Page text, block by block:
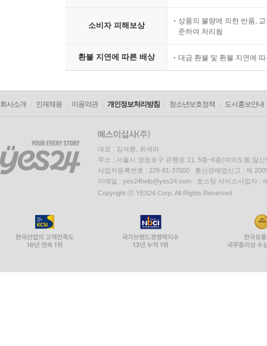
소비자 피해보상
상품의 불량에 의한 반품,
준하여 처리됨
환불 지연에 따른 배상 대금 환불 및 환불 지연에
회사소개 인재채용 이용약관 개인정보처리방침 청소년보호정책 도서홍보안내
대표 : 김석환, 최세라
주소 : 서울시 영등포구 은행로 11, 5층~6층(여의도동,일신
사업자등록번호 : 229-81-37000 통신판매업신고 : 제
이메일 : yes24help@yes24.com 호스팅 서비스사업자 :
Copyright ⓒ YES24 Corp. All Rights Reserved.